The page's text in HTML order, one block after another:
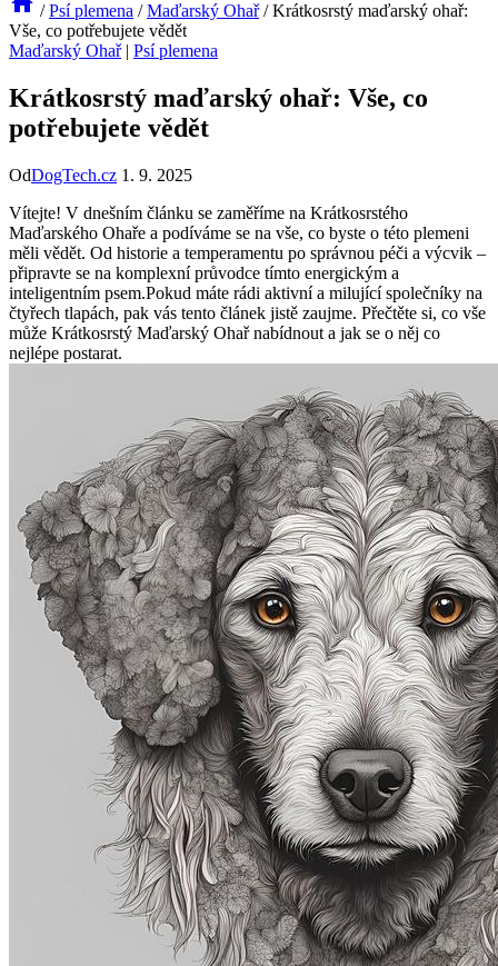
/ Psí plemena / Maďarský Ohař / Krátkosrstý maďarský ohař:
Vše, co potřebujete vědět
Maďarský Ohař| Psí plemena
Krátkosrstý maďarský ohař: Vše, co
potřebujete vědět
OdDogTech.cz 1. 9. 2025
Vítejte! V dnešním článku se zaměříme na Krátkosrstého
Maďarského Ohaře a podíváme se na vše, co byste o této plemeni
měli vědět. Od historie a temperamentu po správnou péči a výcvik –
připravte se na komplexní průvodce tímto energickým a
inteligentním psem.Pokud máte rádi aktivní a milující společníky na
čtyřech tlapách, pak vás tento článek jistě zaujme. Přečtěte si, co vše
může Krátkosrstý Maďarský Ohař nabídnout a jak se o něj co
nejlépe postarat.